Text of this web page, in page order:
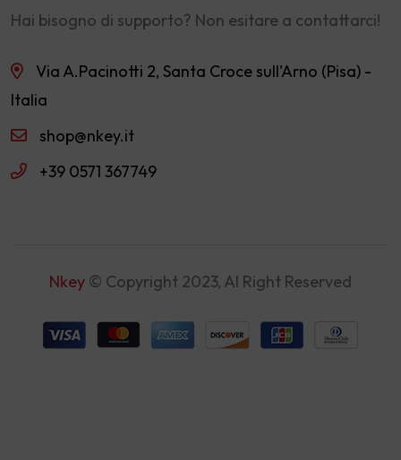
Hai bisogno di supporto? Non esitare a contattarci!
Via A.Pacinotti 2, Santa Croce sull'Arno (Pisa) -
Italia
shop@nkey.it
+39 0571 367749
Nkey © Copyright 2023, Al Right Reserved